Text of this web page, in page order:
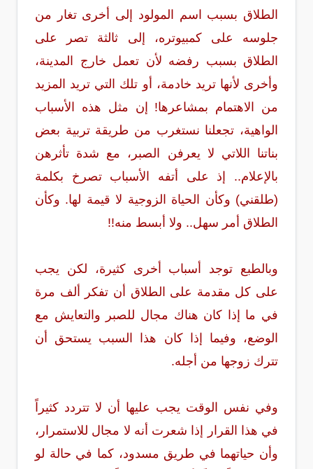
الطلاق بسبب اسم المولود إلى أخرى تغار من
جلوسه على كمبيوتره، إلى ثالثة تصر على
الطلاق بسبب رفضه لأن تعمل خارج المدينة،
وأخرى لأنها تريد خادمة، أو تلك التي تريد المزيد
من الاهتمام بمشاعرها! إن مثل هذه الأسباب
الواهية، تجعلنا نستغرب من طريقة تربية بعض
بناتنا اللاتي لا يعرفن الصبر، مع شدة تأثرهن
بالإعلام.. إذ على أتفه الأسباب تصرخ بكلمة
(طلقني) وكأن الحياة الزوجية لا قيمة لها. وكأن
الطلاق أمر سهل.. ولا أبسط منه!!
وبالطبع توجد أسباب أخرى كثيرة، لكن يجب
على كل مقدمة على الطلاق أن تفكر ألف مرة
في ما إذا كان هناك مجال للصبر والتعايش مع
الوضع، وفيما إذا كان هذا السبب يستحق أن
تترك زوجها من أجله.
وفي نفس الوقت يجب عليها أن لا تتردد كثيراً
في هذا القرار إذا شعرت أنه لا مجال للاستمرار،
وأن حياتهما في طريق مسدود، كما في حالة لو